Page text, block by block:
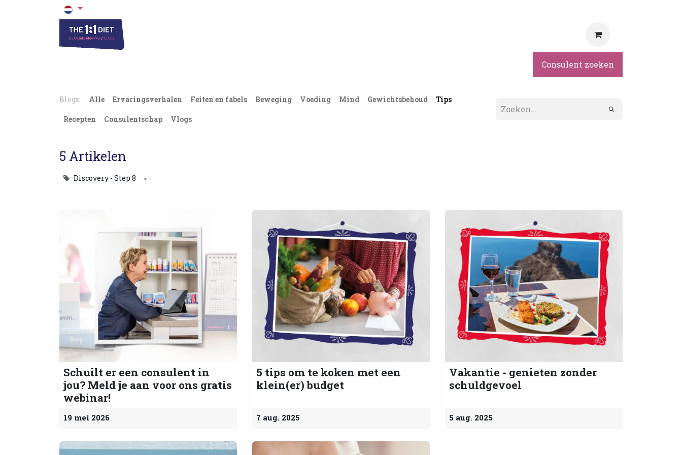
Consulent zoeken
Blogs: Alle Ervaringsverhalen Feiten en fabels Beweging Voeding Mind Gewichtsbehoud Tips
Recepten Consulentschap Vlogs
5 Artikelen
Discovery - Step 8 ×
Schuilt er een consulent in
jou? Meld je aan voor ons gratis
webinar!
19 mei 2026
5 tips om te koken met een
klein(er) budget
7 aug. 2025
Vakantie - genieten zonder
schuldgevoel
5 aug. 2025